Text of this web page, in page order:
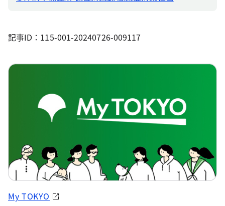
記事ID：115-001-20240726-009117
My TOKYO